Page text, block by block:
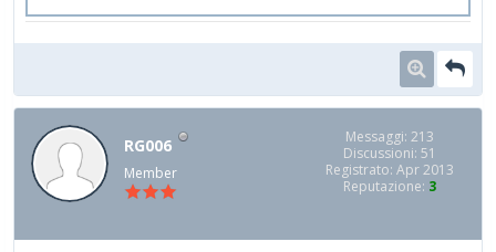
RG006
Member
Messaggi: 213
Discussioni: 51
Registrato: Apr 2013
Reputazione: 3